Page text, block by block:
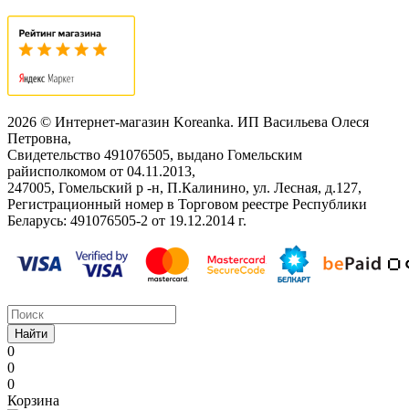
2026 © Интернет-магазин Koreanka. ИП Васильева Олеся
Петровна,
Свидетельство ‎491076505, выдано Гомельским
райисполкомом от 04.11.2013,
247005, Гомельский р -н, П.Калинино, ул. Лесная, д.127,
Регистрационный номер в Торговом реестре Республики
Беларусь: ‎491076505-2 от 19.12.2014 г.
Найти
0
0
0
Корзина